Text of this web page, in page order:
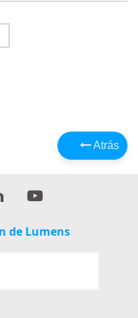
Atrás
de Lumens